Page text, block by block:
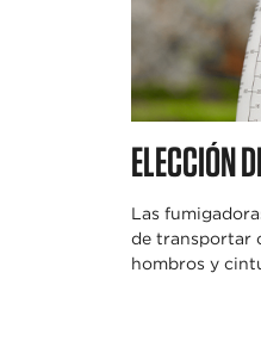
ELECCIÓN
Las
de transportar
hombros y